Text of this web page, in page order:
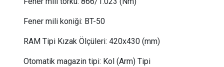
Fener mili koniği: BT-50
RAM Tipi Kızak Ölçüleri: 420x430 (mm)
Otomatik magazin tipi: Kol (Arm) Tipi